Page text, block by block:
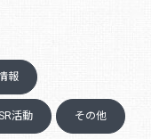
報
活動 その他